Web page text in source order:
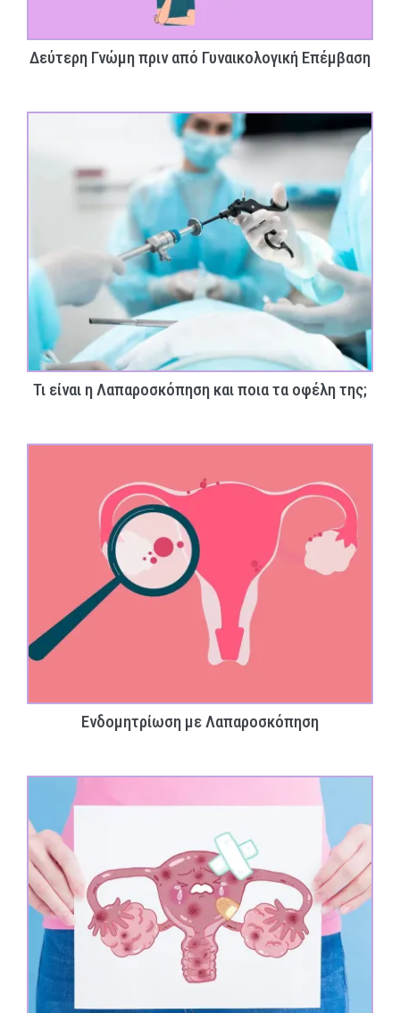
Δεύτερη Γνώμη πριν από Γυναικολογική Επέμβαση
Τι είναι η Λαπαροσκόπηση και ποια τα οφέλη της;
Ενδομητρίωση με Λαπαροσκόπηση